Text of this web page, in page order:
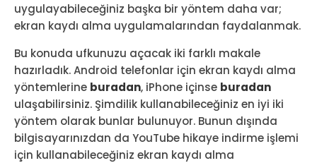
uygulayabileceğiniz başka bir yöntem daha var;
ekran kaydı alma uygulamalarından faydalanmak.
Bu konuda ufkunuzu açacak iki farklı makale
hazırladık. Android telefonlar için ekran kaydı alma
yöntemlerine buradan, iPhone içinse buradan
ulaşabilirsiniz. Şimdilik kullanabileceğiniz en iyi iki
yöntem olarak bunlar bulunuyor. Bunun dışında
bilgisayarınızdan da YouTube hikaye indirme işlemi
için kullanabileceğiniz ekran kaydı alma